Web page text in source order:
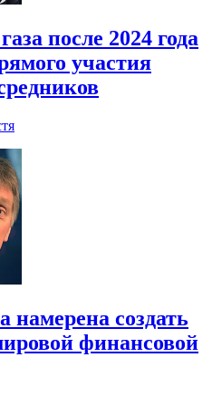
после 2024 года
участия
создать
финансовой